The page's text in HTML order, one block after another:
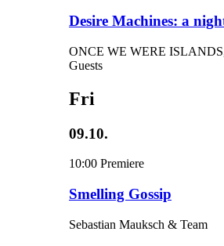
Desire Machines: a
ONCE WE WERE
Guests
Fri
09.10.
10:00 Premiere
Smelling Gossip
Sebastian Mauksch & Team